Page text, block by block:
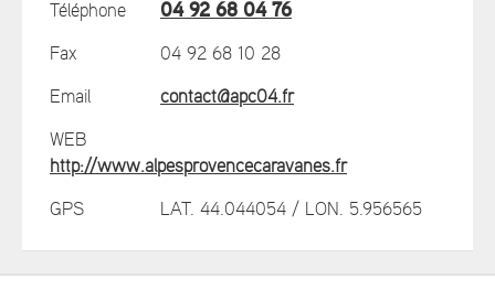
Téléphone 04 92 68 04 76
Fax 04 92 68 10 28
Email contact@apc04.fr
WEB
http://www.alpesprovencecaravanes.fr
GPS LAT. 44.044054 / LON. 5.956565